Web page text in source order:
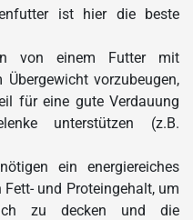
ist hier die beste
von einem Futter mit
vorzubeugen,
für eine gute Verdauung
unterstützen (z.B.
ein energiereiches
und Proteingehalt, um
zu decken und die